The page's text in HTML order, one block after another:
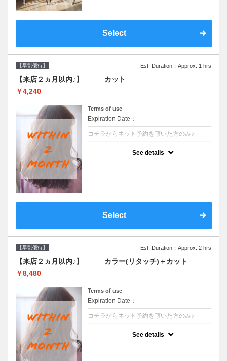
平日クーポン●シャンプーブロー込●ロング料
提案させて頂きます●選べるシャンプー付き●
Select
【早割優待】 Est. Duration：Approx. 1 hrs
【来店２ヵ月以内♪】 カット
￥4,240
Terms of use
Expiration Date：
コチラからネット予約を頂いた方のみ♪
See details
Select
【早割優待】 Est. Duration：Approx. 2 hrs
【来店２ヵ月以内♪】 カラー(リタッチ)＋カット
￥8,480
Terms of use
Expiration Date：
コチラからネット予約を頂いた方のみ♪
See details